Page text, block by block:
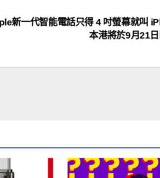
新一代智能電話只得 4 吋螢幕就叫
本港將於9月21